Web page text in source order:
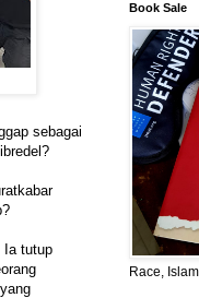
sebagai
Ia tutup
Book Sale
Race,